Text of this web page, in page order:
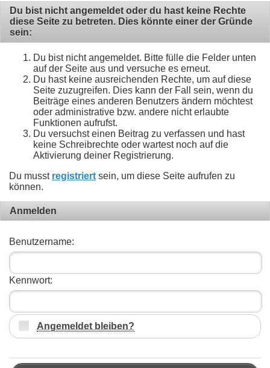
Du bist nicht angemeldet oder du hast keine Rechte
diese Seite zu betreten. Dies könnte einer der Gründe
sein:
Du bist nicht angemeldet. Bitte fülle die Felder unten
auf der Seite aus und versuche es erneut.
Du hast keine ausreichenden Rechte, um auf diese
Seite zuzugreifen. Dies kann der Fall sein, wenn du
Beiträge eines anderen Benutzers ändern möchtest
oder administrative bzw. andere nicht erlaubte
Funktionen aufrufst.
Du versuchst einen Beitrag zu verfassen und hast
keine Schreibrechte oder wartest noch auf die
Aktivierung deiner Registrierung.
Du musst registriert sein, um diese Seite aufrufen zu
können.
Anmelden
Benutzername:
Kennwort:
Angemeldet bleiben?